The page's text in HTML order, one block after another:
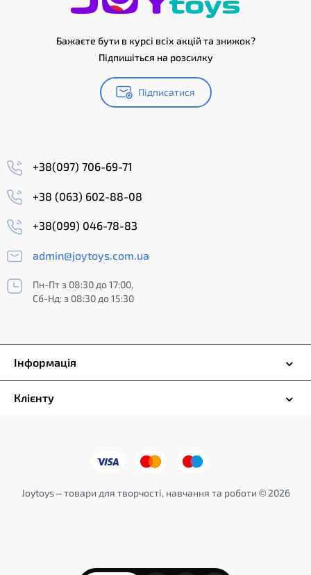
Бажаєте бути в курсі всіх акцій та знижок?
Підпишіться на розсилку
Підписатися
+38(097) 706-69-71
+38 (063) 602-88-08
+38(099) 046-78-83
admin@joytoys.com.ua
Пн-Пт з 08:30 до 17:00,
Сб-Нд: з 08:30 до 15:30
Інформація
Клієнту
Joytoys – товари для творчості, навчання та роботи © 2026